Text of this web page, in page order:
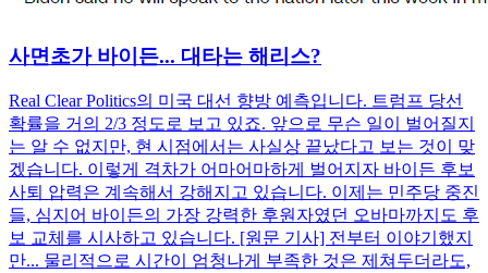
사면초가 바이든... 대타는 해리스?
Real Clear Politics의 미국 대선 향방 예측입니다. 트럼프 당선
확률을 거의 2/3 정도로 보고 있죠. 앞으로 무슨 일이 벌어질지
는 알 수 없지만, 현 시점에서는 사실상 끝났다고 보는 것이 맞
겠습니다. 이렇게 격차가 어마어마하게 벌어지자 바이든 후보
사퇴 압력은 계속해서 강해지고 있습니다. 이제는 민주당 중진
들, 심지어 바이든의 가장 강력한 후원자였던 오바마까지도 후
보 교체를 시사하고 있습니다. [원문 기사] 전부터 이야기했지
만... 물리적으로 시간이 엄청나게 부족한 것은 제쳐두더라도,